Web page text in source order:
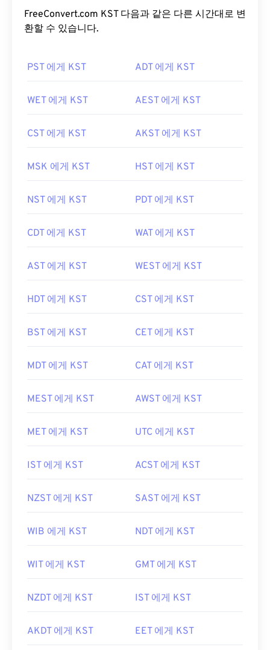
FreeConvert.com KST 다음과 같은 다른 시간대로 변
환할 수 있습니다.
PST 에게 KST ADT 에게 KST
WET 에게 KST AEST 에게 KST
CST 에게 KST AKST 에게 KST
MSK 에게 KST HST 에게 KST
NST 에게 KST PDT 에게 KST
CDT 에게 KST WAT 에게 KST
AST 에게 KST WEST 에게 KST
HDT 에게 KST CST 에게 KST
BST 에게 KST CET 에게 KST
MDT 에게 KST CAT 에게 KST
MEST 에게 KST AWST 에게 KST
MET 에게 KST UTC 에게 KST
IST 에게 KST ACST 에게 KST
NZST 에게 KST SAST 에게 KST
WIB 에게 KST NDT 에게 KST
WIT 에게 KST GMT 에게 KST
NZDT 에게 KST IST 에게 KST
AKDT 에게 KST EET 에게 KST